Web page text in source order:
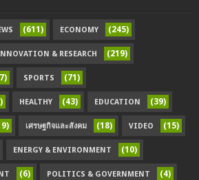
(611) ECONOMY (245)
& RESEARCH (219)
SPORTS (71)
HEALTHY (43) EDUCATION (39)
เศรษฐกิจและสังคม (18) VIDEO (15)
ENERGY & ENVIRONMENT (10)
(6) POLITICS & GOVERNMENT (4)